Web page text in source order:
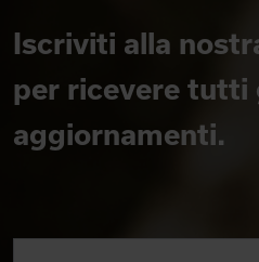
Iscriviti alla
per ricevere tutti
aggiornamenti.